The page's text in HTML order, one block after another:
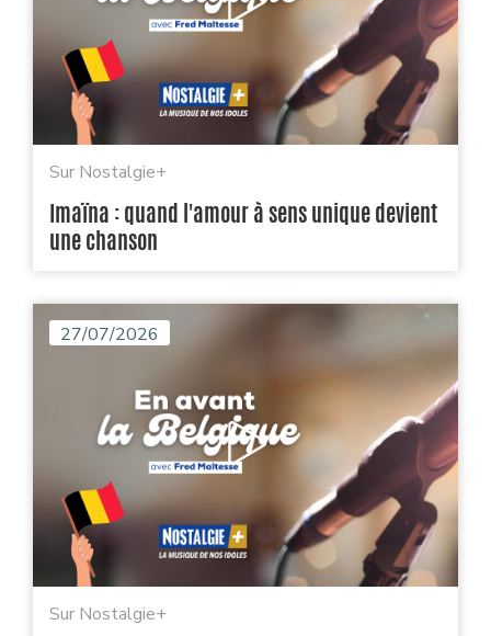
Sur Nostalgie+
Imaïna : quand l'amour à sens unique devient
une chanson
27/07/2026
Sur Nostalgie+